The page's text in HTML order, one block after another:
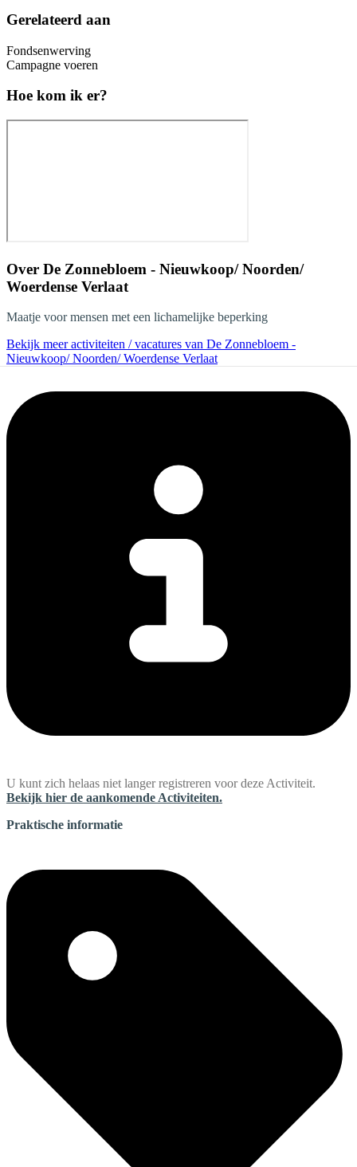
Gerelateerd aan
Fondsenwerving
Campagne voeren
Hoe kom ik er?
Over De Zonnebloem - Nieuwkoop/ Noorden/
Woerdense Verlaat
Maatje voor mensen met een lichamelijke beperking
Bekijk meer activiteiten / vacatures van De Zonnebloem -
Nieuwkoop/ Noorden/ Woerdense Verlaat
U kunt zich helaas niet langer registreren voor deze Activiteit.
Bekijk hier de aankomende Activiteiten.
Praktische informatie